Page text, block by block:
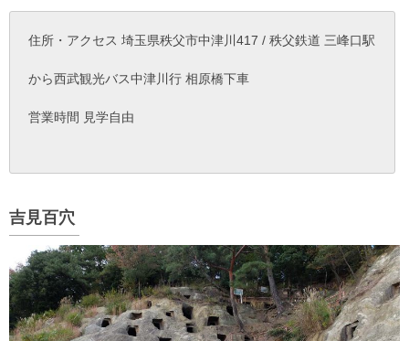
住所・アクセス 埼玉県秩父市中津川417 / 秩父鉄道 三峰口駅
から西武観光バス中津川行 相原橋下車
営業時間 見学自由
吉見百穴